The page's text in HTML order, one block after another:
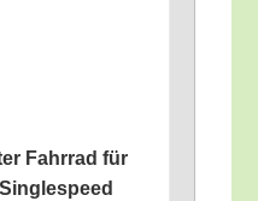
Fahr­rad für